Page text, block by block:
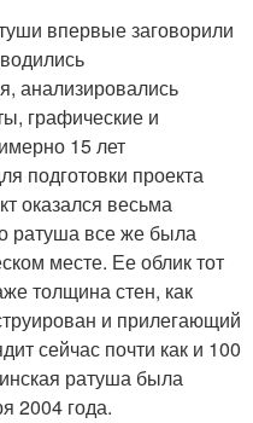
впервые заговорили
анализировались
графические и
15 лет
подготовки проекта
оказался весьма
ратуша все же была
месте. Ее облик тот
толщина стен, как
и прилегающий
сейчас почти как и 100
ратуша была
2004 года.